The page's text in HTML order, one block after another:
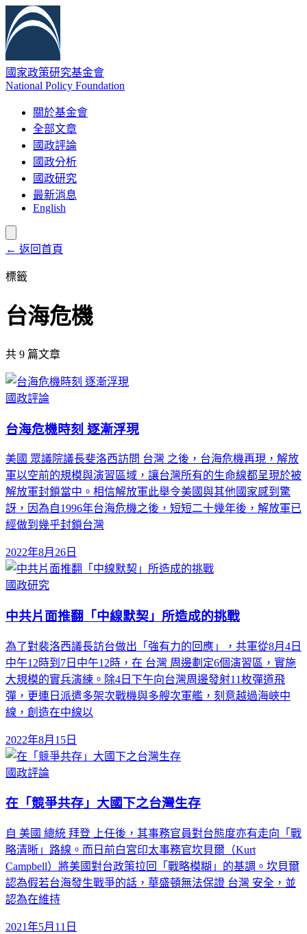
國家政策研究基金會
National Policy Foundation
關於基金會
全部文章
國政評論
國政分析
國政研究
最新消息
English
← 返回首頁
標籤
台海危機
共 9 篇文章
國政評論
台海危機時刻 逐漸浮現
美國 眾議院議長斐洛西訪問 台灣 之後，台海危機再現，解放
軍以空前的規模與演習區域，讓台灣所有的生命線都呈現於被
解放軍封鎖當中。相信解放軍此舉令美國與其他國家感到驚
訝，因為自1996年台海危機之後，短短二十幾年後，解放軍已
經做到幾乎封鎖台灣
2022年8月26日
國政研究
中共片面推翻「中線默契」所造成的挑戰
為了對裴洛西議長訪台做出「強有力的回應」，共軍從8月4日
中午12時到7日中午12時，在 台灣 周邊劃定6個演習區，實施
大規模的實兵演練。除4日下午向台灣周邊發射11枚彈道飛
彈，更連日派遣多架次戰機與多艘次軍艦，刻意越過海峽中
線，創造在中線以
2022年8月15日
國政評論
在「競爭共存」大國下之台灣生存
自 美國 總統 拜登 上任後，其事務官員對台態度亦有走向「戰
略清晰」路線。而日前白宮印太事務官坎貝爾（Kurt
Campbell）將美國對台政策拉回「戰略模糊」的基調。坎貝爾
認為假若台海發生戰爭的話，華盛頓無法保證 台灣 安全，並
認為在維持
2021年5月11日